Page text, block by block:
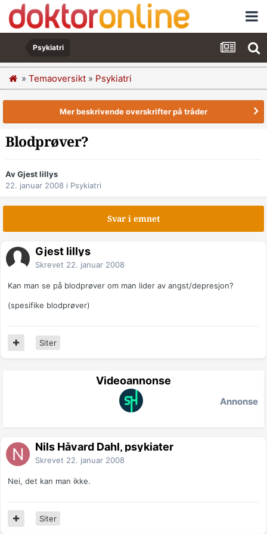
Psykiatri
» Temaoversikt » Psykiatri
Mer beskrivende overskrifter på tråder
Blodprøver?
Av Gjest lillys
22. januar 2008 i Psykiatri
Svar i emnet
Gjest lillys
Skrevet 22. januar 2008
Kan man se på blodprøver om man lider av angst/depresjon?
(spesifike blodprøver)
Siter
Videoannonse
Annonse
Nils Håvard Dahl, psykiater
Skrevet 22. januar 2008
Nei, det kan man ikke.
Siter